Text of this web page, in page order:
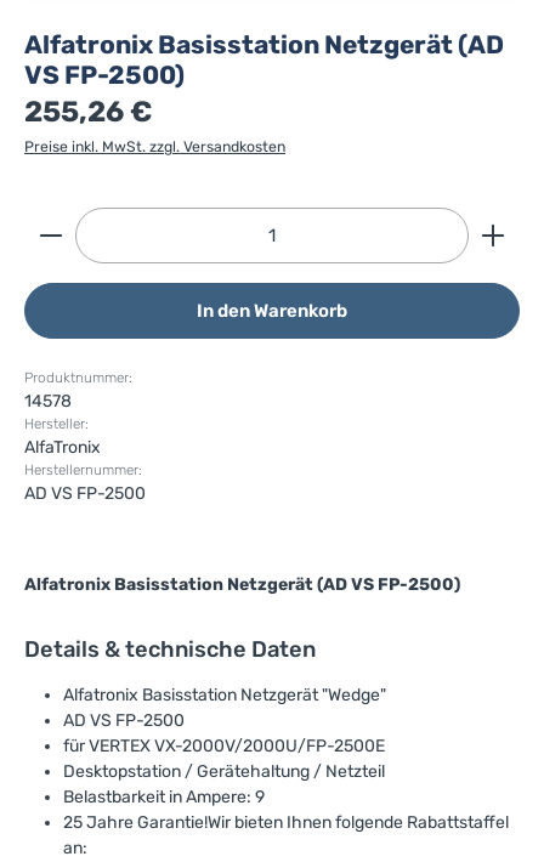
Alfatronix Basisstation Netzgerät (AD
VS FP-2500)
255,26 €
Preise inkl. MwSt. zzgl. Versandkosten
Produkt Anzahl: Gib den gewünschten Wert ein
In den Warenkorb
Produktnummer:
14578
Hersteller:
AlfaTronix
Herstellernummer:
AD VS FP-2500
Alfatronix Basisstation Netzgerät (AD VS FP-2500)
Details & technische Daten
Alfatronix Basisstation Netzgerät "Wedge"
AD VS FP-2500
für VERTEX VX-2000V/2000U/FP-2500E
Desktopstation / Gerätehaltung / Netzteil
Belastbarkeit in Ampere: 9
25 Jahre Garantie!Wir bieten Ihnen folgende Rabattstaffel
an: